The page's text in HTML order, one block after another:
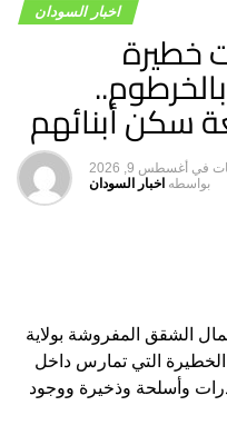
اخبار السودان
خطيرة
سكن أبنائهم
في أغسطس 9, 2026
بواسطه اخبار السودان
الشقق المفروشة بولاية
التي تمارس داخل
وأسلحة وذخيرة ووجود